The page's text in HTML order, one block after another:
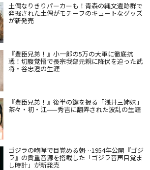
土偶なりきりパーカーも！青森の縄文遺跡群で
発掘された土偶がモチーフのキュートなグッズ
が新発売
『豊臣兄弟！』小一郎の5万の大軍に徹底抗
戦！切腹覚悟で長宗我部元親に降伏を迫った武
将・谷忠澄の生涯
『豊臣兄弟！』後半の鍵を握る「浅井三姉妹」
茶々・初・江——秀吉に翻弄された波乱の生涯
ゴジラの咆哮で目覚める朝…1954年公開『ゴジ
ラ』の貴重音源を搭載した「ゴジラ音声目覚ま
し時計」が新発売